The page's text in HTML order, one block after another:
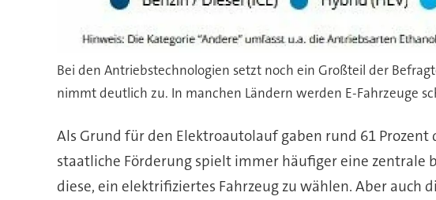
Bei den Antriebstechnologien setzt noch ein Großteil der
nimmt deutlich zu. In manchen Ländern werden E-Fahrzeuge
Als Grund für den Elektroautolauf gaben rund 61
staatliche Förderung spielt immer häufiger eine
diese, ein elektrifiziertes Fahrzeug zu wählen. Aber auch